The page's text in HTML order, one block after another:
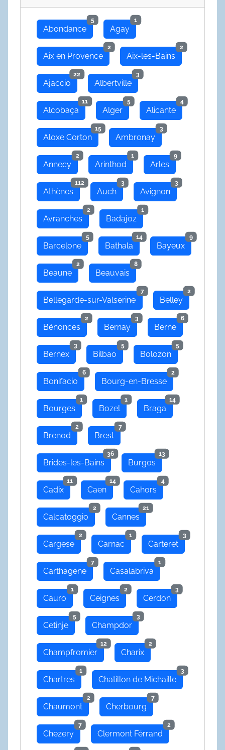
Abondance
5
Agay
1
Aix en Provence
2
Aix-les-Bains
2
Ajaccio
22
Albertville
3
Alcobaça
11
Alger
5
Alicante
4
Aloxe Corton
15
Ambronay
3
Annecy
2
Arinthod
1
Arles
9
Athènes
112
Auch
3
Avignon
3
Avranches
2
Badajoz
1
Barcelone
5
Bathala
14
Bayeux
9
Beaune
2
Beauvais
8
Bellegarde-sur-Valserine
7
Belley
2
Bénonces
2
Bernay
3
Berne
6
Bernex
3
Bilbao
5
Bolozon
5
Bonifacio
6
Bourg-en-Bresse
2
Bourges
1
Bozel
1
Braga
14
Brenod
2
Brest
7
Brides-les-Bains
36
Burgos
13
Cadix
11
Caen
14
Cahors
4
Calcatoggio
2
Cannes
21
Cargese
2
Carnac
1
Carteret
3
Carthagene
7
Casalabriva
1
Cauro
1
Ceignes
2
Cerdon
3
Cetinje
5
Champdor
3
Champfromier
12
Charix
2
Chartres
1
Chatillon de Michaille
3
Chaumont
2
Cherbourg
7
Chezery
7
Clermont Férrand
2